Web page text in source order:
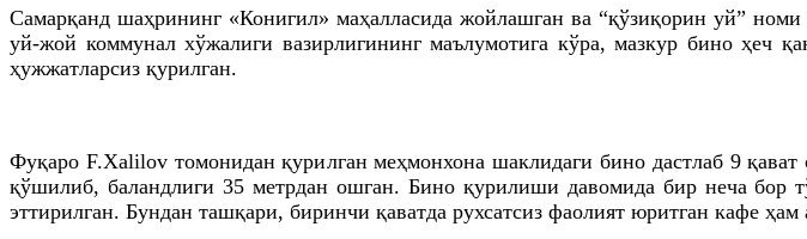
Самарқанд шаҳрининг «Конигил» маҳалласида жойлашган ва “қўзиқорин уй”
уй-жой коммунал хўжалиги вазирлигининг маълумотига кўра, мазкур бино ҳеч
ҳужжатларсиз қурилган.
Фуқаро F.Xalilov томонидан қурилган меҳмонхона шаклидаги бино дастлаб 9
қўшилиб, баландлиги 35 метрдан ошган. Бино қурилиши давомида бир неча бор
эттирилган. Бундан ташқари, биринчи қаватда рухсатсиз фаолият юритган кафе ҳам